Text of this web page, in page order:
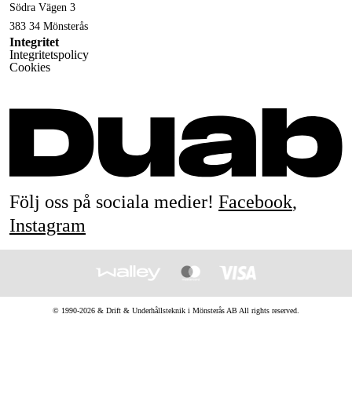
Södra Vägen 3
383 34 Mönsterås
Integritet
Integritetspolicy
Cookies
Följ oss på sociala medier! Facebook,
Instagram
© 1990-2026 & Drift & Underhållsteknik i Mönsterås AB All rights reserved.